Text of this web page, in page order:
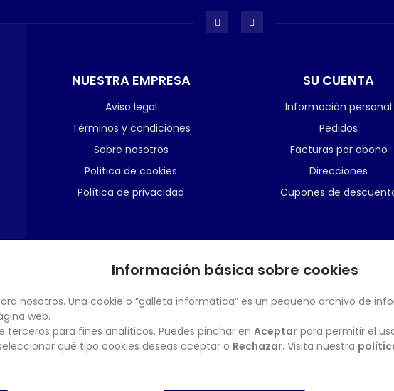
NUESTRA EMPRESA
Aviso legal
Términos y condiciones
Sobre nosotros
Política de cookies
Política de privacidad
SU CUENTA
Información personal
Pedidos
Facturas por abono
Direcciones
Cupones de
BOLETÍN
Información básica sobre cookies
nosotros. Una cookie o “galleta informática” es un pequeño archivo de
web.
terceros para fines analíticos. Puedes pinchar en Aceptar para permitir el
qué tipo cookies deseas aceptar o Rechazar. Visita nuestra